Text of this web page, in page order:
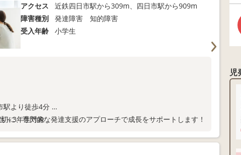
アクセス
近鉄四日市駅から309m、四日市駅から909m
障害種別
発達障害 知的障害
受入年齢
小学生
駅より徒歩4分
～3年生対象
に、専門的な発達支援のアプローチで成長をサポートします！
児